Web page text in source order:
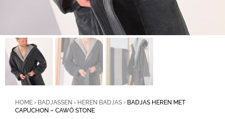
HOME › BADJASSEN › HEREN BADJAS › BADJAS HEREN MET
CAPUCHON – CAWÖ STONE